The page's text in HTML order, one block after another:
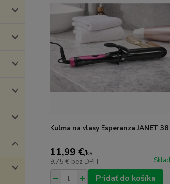
Kulma na vlasy Esperanza JANET 38
11,99 €/ks
9,75 € bez DPH
Pridať do košíka